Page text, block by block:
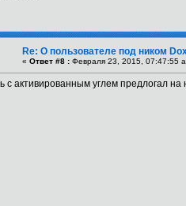
Re: О пользователе под ником
« Ответ #8 : Февраля 23, 2015, 07:47:55
с активированным углем предлогал на